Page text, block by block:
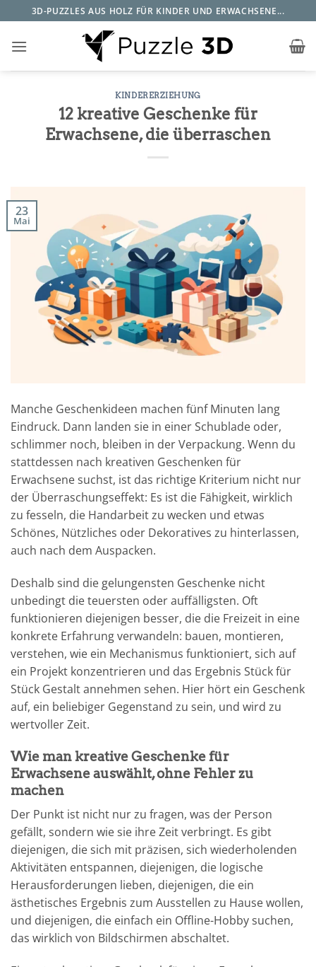
Inhalt
springen
3D-PUZZLES AUS HOLZ FÜR KINDER UND ERWACHSENE...
KINDERERZIEHUNG
12 kreative Geschenke für
Erwachsene, die überraschen
23
Mai
Manche Geschenkideen machen fünf Minuten lang
Eindruck. Dann landen sie in einer Schublade oder,
schlimmer noch, bleiben in der Verpackung. Wenn du
stattdessen nach kreativen Geschenken für
Erwachsene suchst, ist das richtige Kriterium nicht nur
der Überraschungseffekt: Es ist die Fähigkeit, wirklich
zu fesseln, die Handarbeit zu wecken und etwas
Schönes, Nützliches oder Dekoratives zu hinterlassen,
auch nach dem Auspacken.
Deshalb sind die gelungensten Geschenke nicht
unbedingt die teuersten oder auffälligsten. Oft
funktionieren diejenigen besser, die die Freizeit in eine
konkrete Erfahrung verwandeln: bauen, montieren,
verstehen, wie ein Mechanismus funktioniert, sich auf
ein Projekt konzentrieren und das Ergebnis Stück für
Stück Gestalt annehmen sehen. Hier hört ein Geschenk
auf, ein beliebiger Gegenstand zu sein, und wird zu
wertvoller Zeit.
Wie man kreative Geschenke für
Erwachsene auswählt, ohne Fehler zu
machen
Der Punkt ist nicht nur zu fragen, was der Person
gefällt, sondern wie sie ihre Zeit verbringt. Es gibt
diejenigen, die sich mit präzisen, sich wiederholenden
Aktivitäten entspannen, diejenigen, die logische
Herausforderungen lieben, diejenigen, die ein
ästhetisches Ergebnis zum Ausstellen zu Hause wollen,
und diejenigen, die einfach ein Offline-Hobby suchen,
das wirklich von Bildschirmen abschaltet.